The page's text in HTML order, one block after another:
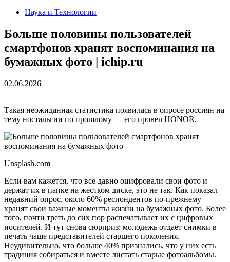
Наука и Технологии
Больше половины пользователей
смартфонов хранят воспоминания на
бумажных фото | ichip.ru
02.06.2026
Такая неожиданная статистика появилась в опросе россиян на
тему ностальгии по прошлому — его провел HONOR.
Unsplash.com
Если вам кажется, что все давно оцифровали свои фото и
держат их в папке на жестком диске, это не так. Как показал
недавний опрос, около 60% респондентов по-прежнему
хранят свои важные моменты жизни на бумажных фото. Более
того, почти треть до сих пор распечатывает их с цифровых
носителей. И тут снова сюрприз: молодежь отдает снимки в
печать чаще представителей старшего поколения.
Неудивительно, что больше 40% признались, что у них есть
традиция собираться и вместе листать старые фотоальбомы.